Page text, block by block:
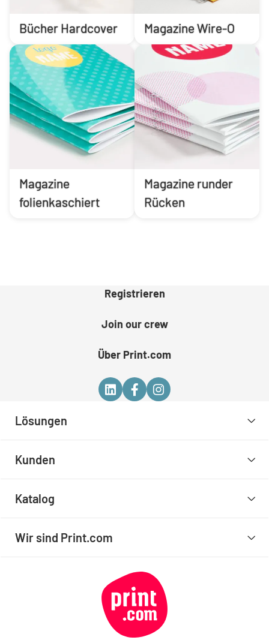
Bücher Hardcover Magazine Wire-O
Magazine
folienkaschiert
Magazine runder
Rücken
Registrieren
Join our crew
Über Print.com
Lösungen
Kunden
Katalog
Wir sind Print.com